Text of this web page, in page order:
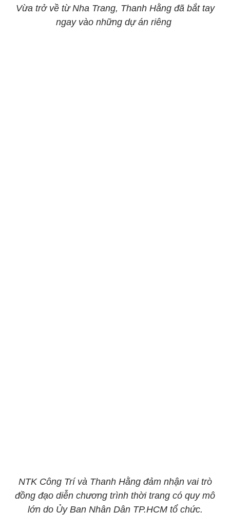
Vừa trở về từ Nha Trang, Thanh Hằng đã bắt tay
ngay vào những dự án riêng
NTK Công Trí và Thanh Hằng đảm nhận vai trò
đồng đạo diễn chương trình thời trang có quy mô
lớn do Ủy Ban Nhân Dân TP.HCM tổ chức.